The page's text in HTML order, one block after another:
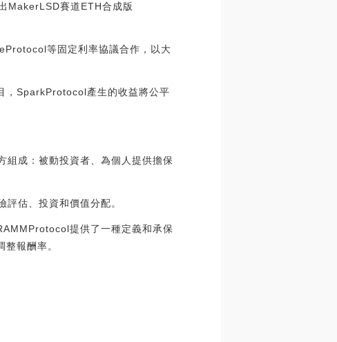
MakerLSD賽道ETH合成版
等固定利率協議合作，以大
，SparkProtocol產生的收益將公平
成：被動投資者、為個人提供擔保
估、投資和價值分配。
提供了一種定義和承保
報酬率。